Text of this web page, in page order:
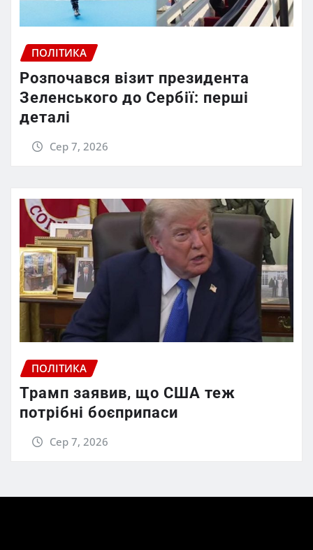
ПОЛІТИКА
Розпочався візит президента
Зеленського до Сербії: перші
деталі
Сер 7, 2026
ПОЛІТИКА
Трамп заявив, що США теж
потрібні боєприпаси
Сер 7, 2026